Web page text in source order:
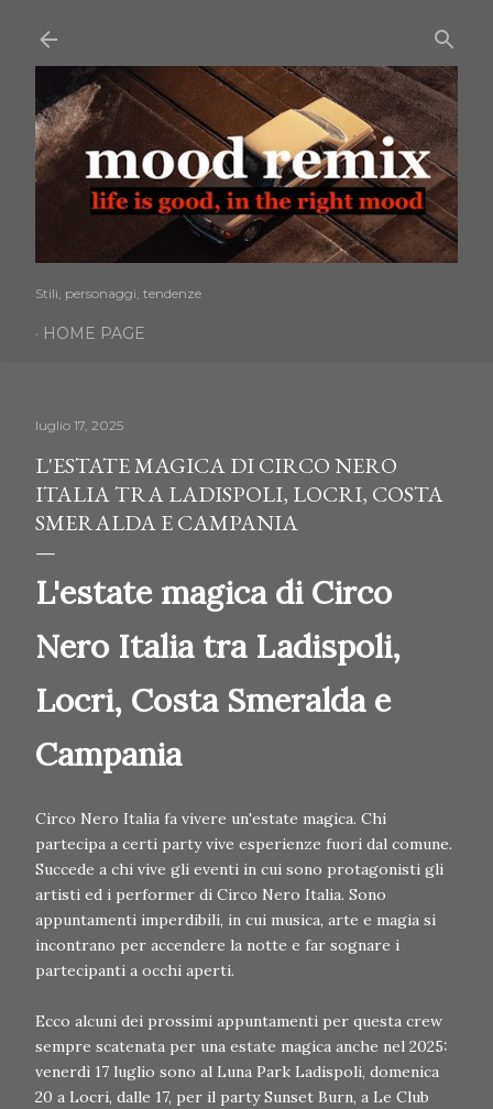
Stili, personaggi, tendenze
HOME PAGE
luglio 17, 2025
L'ESTATE MAGICA DI CIRCO NERO
ITALIA TRA LADISPOLI, LOCRI, COSTA
SMERALDA E CAMPANIA
L'estate magica di Circo
Nero Italia tra Ladispoli,
Locri, Costa Smeralda e
Campania
Circo Nero Italia fa vivere un'estate magica. Chi
partecipa a certi party vive esperienze fuori dal comune.
Succede a chi vive gli eventi in cui sono protagonisti gli
artisti ed i performer di Circo Nero Italia. Sono
appuntamenti imperdibili, in cui musica, arte e magia si
incontrano per accendere la notte e far sognare i
partecipanti a occhi aperti.
Ecco alcuni dei prossimi appuntamenti per questa crew
sempre scatenata per una estate magica anche nel 2025:
venerdì 17 luglio sono al Luna Park Ladispoli, domenica
20 a Locri, dalle 17, per il party Sunset Burn, a Le Club